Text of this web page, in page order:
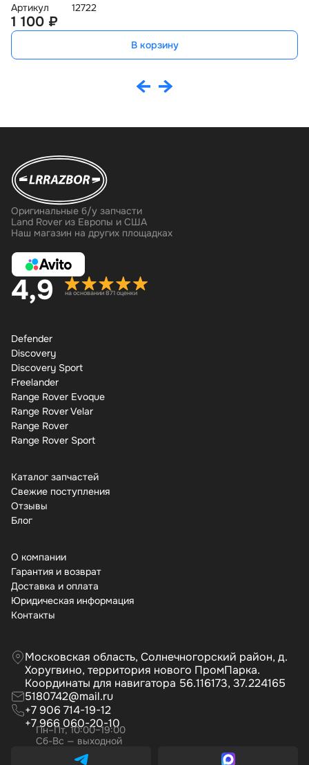
Артикул
12722
1 100 ₽
В корзину
Оригинальные б/у запчасти
Land Rover из Европы и США
Наш магазин на других площадках
4,9 на основании 871 оценки
Defender
Discovery
Discovery Sport
Freelander
Range Rover Evoque
Range Rover Velar
Range Rover
Range Rover Sport
Каталог запчастей
Свежие поступления
Отзывы
Бло
О компании
Гарантия и возврат
Доставка и оплата
Юридическая информация
Контакты
Московская область, Солнечногорский район, д.
Хоругвино, территория нового ПромПарка.
Координаты для навигатора 56.116173, 37.224165
5180742@mail.ru
+7 906 714-19-12
+7 966 060-20-10
Пн–Пт, 10:00–19:00
Сб-Вс — выходной